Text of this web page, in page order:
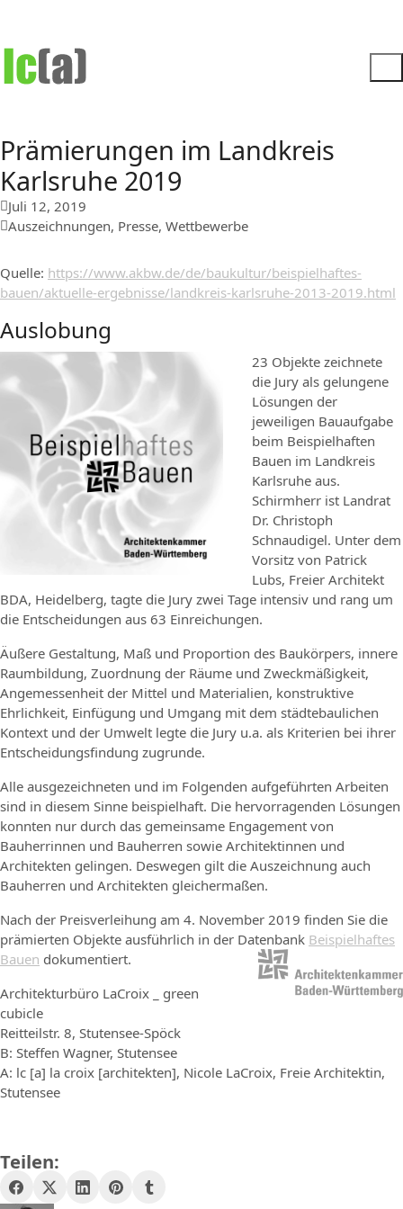
Prämierungen im Landkreis
Karlsruhe 2019
Juli 12, 2019
Auszeichnungen, Presse, Wettbewerbe
Quelle: https://www.akbw.de/de/baukultur/beispielhaftes-
bauen/aktuelle-ergebnisse/landkreis-karlsruhe-2013-2019.html
Auslobung
23 Objekte zeichnete
die Jury als gelungene
Lösungen der
jeweiligen Bauaufgabe
beim Beispielhaften
Bauen im Landkreis
Karlsruhe aus.
Schirmherr ist Landrat
Dr. Christoph
Schnaudigel. Unter dem
Vorsitz von Patrick
Lubs, Freier Architekt
BDA, Heidelberg, tagte die Jury zwei Tage intensiv und rang um
die Entscheidungen aus 63 Einreichungen.
Äußere Gestaltung, Maß und Proportion des Baukörpers, innere
Raumbildung, Zuordnung der Räume und Zweckmäßigkeit,
Angemessenheit der Mittel und Materialien, konstruktive
Ehrlichkeit, Einfügung und Umgang mit dem städtebaulichen
Kontext und der Umwelt legte die Jury u.a. als Kriterien bei ihrer
Entscheidungsfindung zugrunde.
Alle ausgezeichneten und im Folgenden aufgeführten Arbeiten
sind in diesem Sinne beispielhaft. Die hervorragenden Lösungen
konnten nur durch das gemeinsame Engagement von
Bauherrinnen und Bauherren sowie Architektinnen und
Architekten gelingen. Deswegen gilt die Auszeichnung auch
Bauherren und Architekten gleichermaßen.
Nach der Preisverleihung am 4. November 2019 finden Sie die
prämierten Objekte ausführlich in der Datenbank Beispielhaftes
Bauen dokumentiert.
Architekturbüro LaCroix _ green
cubicle
Reitteilstr. 8, Stutensee-Spöck
B: Steffen Wagner, Stutensee
A: lc [a] la croix [architekten], Nicole LaCroix, Freie Architektin,
Stutensee
Teilen: